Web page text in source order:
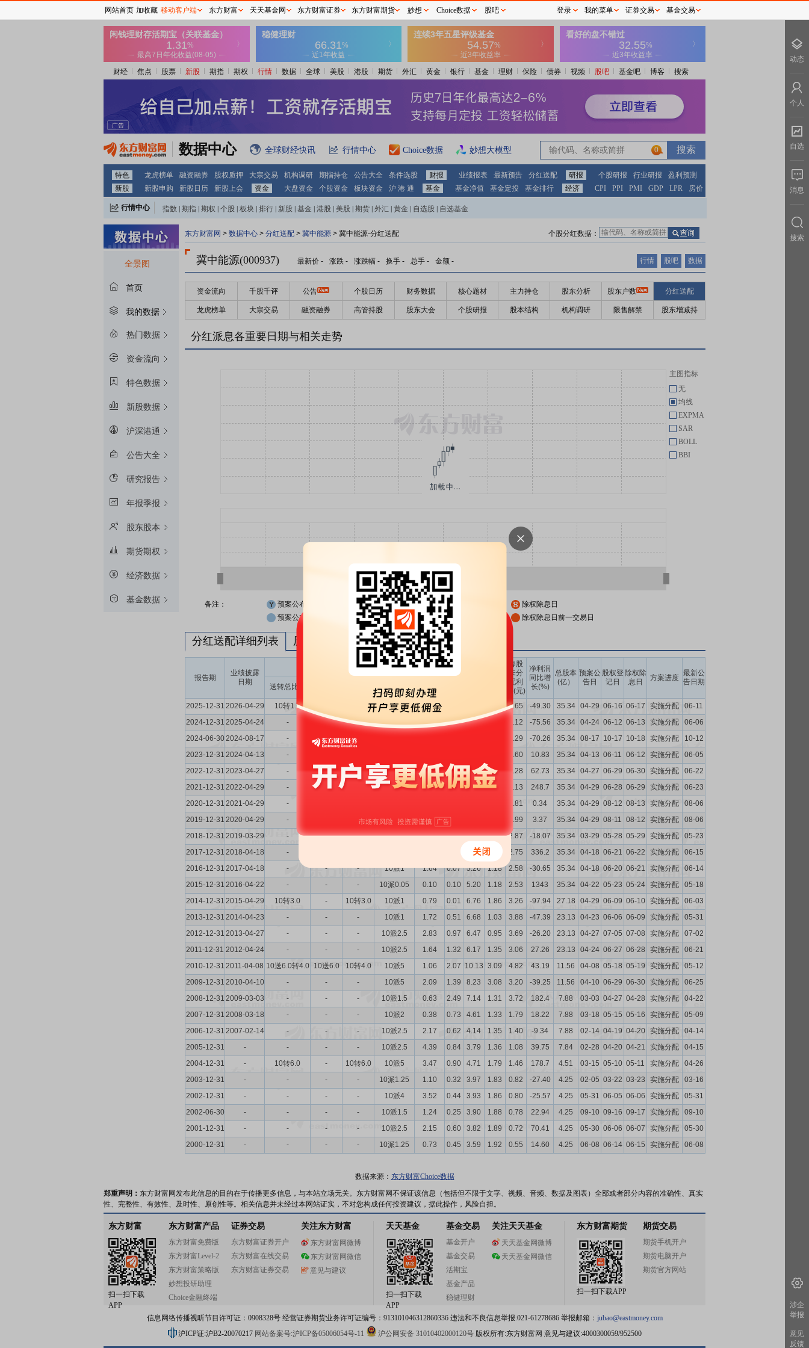
财经 焦点 股票 新股 期指 期权 行情 数据 全球 美股 港股 期货 外汇 黄金 银行 基金 理财 保险 债券 视频 股吧 基金吧 博客 搜索
数据中心 全球财经快讯 行情中心 Choice数据 妙想大模型 0
特色 龙虎榜单 融资融券 股权质押 大宗交易 机构调研 期指持仓 公告大全 条件选股 财报 业绩报表 最新预告 分红送配 研报 个股研报 行业研报
盈利预测
新股
新股申购 新股日历 新股上会 资金 大盘资金 个股资金 板块资金 沪 港 通 基金 基金净值 基金定投 基金排行 经济 CPI PPI PMI GDP LPR 房价
行情中心 指数 期指 期权 个股 板块 排行 新股 基金 港股 美股 期货 外汇 黄金 自选股 自选基金
全景图
首页
我的数据
热门数据
资金流向
特色数据
新股数据
沪深港通
公告大全
研究报告
年报季报
股东股本
期货期权
经济数据
基金数据
东方财富网 > 数据中心 > 分红送配 > 冀中能源 > 冀中能源-分红送配 个股分红数据：
冀中能源(000937) 最新价 - 涨跌 - 涨跌幅 - 换手 - 总手 - 金额 - 行情 股吧 数据
资金流向 千股千评 公告 个股日历 财务数据 核心题材 主力持仓 股东分析 股东户数 分红送配
龙虎榜单 大宗交易 融资融券 高管持股 股东大会 个股研报 股本结构 机构调研 限售解禁 股东增减持
分红派息各重要日期与相关走势
主图指标
无
均线
EXPMA
SAR
BOLL
BBI
备注： 预案公布日 股权登记日
除权除息日
预案公布日前一交易日
股权登记日前一交易日 除权除息日前一交易日
分红送配详细列表 历次分红派息与涨跌幅表现
报告期
业绩披露
日期
现金分红
每股
收益
每股
未分
配利
润(元)
净利润
同比增
长(%)
总股本
(亿）
预案公
告日
股权登
记日
除权除
息日
方案进度
最新公
告日期
送转总比例
例
（%）
2025-12-31 2026-04-29 10转1.0 10转1.0 10派1 1.90 2.65 -49.30 35.34 04-29 06-16 06-17 实施分配
06-11
2024-12-31 2025-04-24 - - - 10派6 8.60 0.34 5.93 1.00 3.12 -75.56 35.34 04-24 06-12 06-13 实施分配
06-06
2024-06-302024-08-17 - - 3.29 -70.26 35.34 08-17 10-17 10-18 实施分配
10-12
2023-12-31 2024-04-13 - 3.60 10.83 35.34 04-13 06-11 06-12 实施分配
06-05
2022-12-31 2023-04-27 - - - 10派10 13.59 1.26 5.98 0.98 3.28 62.73 35.34 04-27 06-29 06-30 实施分配
06-22
2021-12-31 2022-04-29 - 10派10 11.25 0.78 5.89 1.17 3.13 248.7 35.34 04-29 06-28 06-29 实施分配
06-23
2020-12-31 2021-04-29 - 2.81 0.34 35.34 04-29 08-12 08-13 实施分配
08-06
2019-12-31 2020-04-29 - - 10派1 2.86 0.26 2.99 3.37 35.34 04-29 08-11 08-12 实施分配
08-06
2018-12-31 2019-03-29 - - - 10派1 2.51 0.25 5.63 1.20 2.87 -18.07 35.34 03-29 05-28 05-29 实施分配
05-23
2017-12-31 2018-04-18 - 0.30 5.46 1.18 2.75 336.2 35.34 04-18 06-21 06-22 实施分配
06-15
2016-12-31 2017-04-18 - - - 10派1 1.64 0.07 5.26 1.18 2.58 -30.65 35.34 04-18 06-20 06-21 实施分配
06-14
2015-12-31 2016-04-22 - - - 10派0.05 0.10 0.10 5.20 1.18 2.53 1343 35.34 04-22 05-23 05-24 实施分配
05-18
2014-12-31 2015-04-29 10转3.0 - 10转3.0 10派1 0.79 0.01 6.76 1.86 3.26 -97.94 27.18 04-29 06-09 06-10 实施分配
06-03
2013-12-31 2014-04-23 - - - 10派1 1.72 0.51 6.68 1.03 3.88 -47.39 23.13 04-23 06-06 06-09 实施分配
05-31
2012-12-31 2013-04-27 - - - 10派2.5 2.83 0.97 6.47 0.95 3.69 -26.20 23.13 04-27 07-05 07-08 实施分配
07-02
2011-12-31 2012-04-24 - - - 10派2.5 1.64 1.32 6.17 1.35 3.06 27.26 23.13 04-24 06-27 06-28 实施分配
06-21
2010-12-31 2011-04-08 10送6.0转4.0 10送6.0 10转4.0 10派5 1.06 2.07 10.13 3.09 4.82 43.19 11.56 04-08 05-18 05-19 实施分配
05-12
2009-12-31 2010-04-10 - - - 10派5 2.09 1.39 8.23 3.08 3.20 -39.25 11.56 04-10 06-29 06-30 实施分配
06-25
2008-12-31 2009-03-03 - - - 10派1.5 0.63 2.49 7.14 1.31 3.72 182.4 7.88 03-03 04-27 04-28 实施分配
04-22
2007-12-31 2008-03-18 - - - 10派2 0.38 0.73 4.61 1.33 1.79 18.22 7.88 03-18 05-15 05-16 实施分配
05-09
2006-12-31 2007-02-14 - - - 10派2.5 2.17 0.62 4.14 1.35 1.40 -9.34 7.88 02-14 04-19 04-20 实施分配
04-14
2005-12-31
- - - - 10派2.5 4.39 0.84 3.79 1.36 1.08 39.75 7.84 02-28 04-20 04-21 实施分配
04-15
2004-12-31
- 10转6.0 - 10转6.0 10派5 3.47 0.90 4.71 1.79 1.46 178.7 4.51 03-15 05-10 05-11 实施分配
04-26
2003-12-31
- - - - 10派1.25 1.10 0.32 3.97 1.83 0.82 -27.40 4.25 02-05 03-22 03-23 实施分配
03-16
2002-12-31
- - - - 10派4 3.52 0.44 3.93 1.86 0.80 -25.57 4.25 05-31 06-05 06-06 实施分配
05-31
2002-06-30
- - - - 10派1.5 1.24 0.25 3.90 1.88 0.78 22.94 4.25 09-10 09-16 09-17 实施分配
09-10
2001-12-31
- - - - 10派2.5 2.15 0.60 3.82 1.89 0.72 70.41 4.25 05-30 06-06 06-07 实施分配
05-30
2000-12-31
- - - - 10派1.25 0.73 0.45 3.59 1.92 0.55 14.60 4.25 06-08 06-14 06-15 实施分配 06-08
数据来源： 东方财富Choice数据
郑重声明： 东方财富网发布此信息的目的在于传播更多信息，与本站立场无关。东方财富网不保证该信息（包括但不限于文字、视频、音频、数据及图表）全部或者部分内容的准确性、真实
性、完整性、有效性、及时性、原创性等。相关信息并未经过本网站证实，不对您构成任何投资建议，据此操作，风险自担。
东方财富
扫一扫下载
APP
东方财富产品
东方财富免费版
东方财富Level-2
东方财富策略版
妙想投研助理
Choice金融终端
证券交易
东方财富证券开户
东方财富在线交易
东方财富证券交易
关注东方财富
东方财富网微博
东方财富网微信
意见与建议
天天基金
扫一扫下载
APP
基金交易
基金开户
基金交易
活期宝
基金产品
稳健理财
关注天天基金
天天基金网微博
天天基金网微信
东方财富期货
扫一扫下载APP
期货交易
期货手机开户
期货电脑开户
期货官方网站
信息网络传播视听节目许可证：0908328号 经营证券期货业务许可证编号：913101046312860336 违法和不良信息举报:021-61278686 举报邮箱： jubao@eastmoney.com
沪ICP证:沪B2-20070217 网站备案号:沪ICP备05006054号-11 沪公网安备 31010402000120号版权所有:东方财富网 意见与建议:4000300059/952500
网站首页 加收藏 移动客户端 东方财富 天天基金网 东方财富证券 东方财富期货 妙想 Choice数据 股吧 登录 我的菜单 证券交易 基金交易
动态
个人
自选
消息
搜索
涉企
举报
意见
反馈